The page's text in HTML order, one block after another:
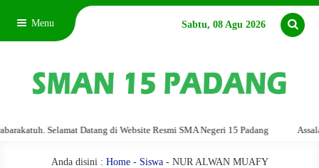
Menu Sabtu, 08 Agu 2026
Selamat Datang di Website Resmi SMA Negeri 15 Padang
Anda disini : Home- Siswa- NUR ALWAN MUAFY